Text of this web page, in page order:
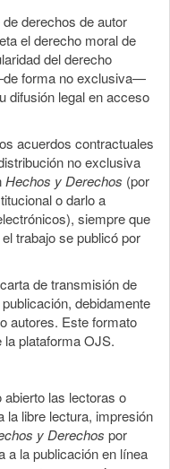
derechos de autor
el derecho moral de
del derecho
forma no exclusiva—
difusión legal en acceso
acuerdos contractuales
no exclusiva
Hechos y Derechos (por
o darlo a
siempre que
trabajo se publicó por
de transmisión de
debidamente
autores. Este formato
plataforma OJS.
las lectoras o
la libre lectura, impresión
y Derechos por
a la publicación en línea